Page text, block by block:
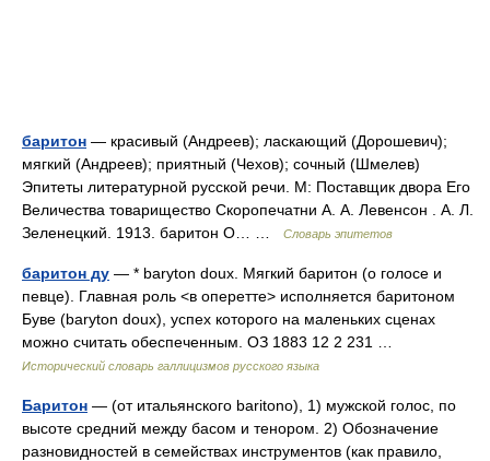
баритон — красивый (Андреев); ласкающий (Дорошевич);
мягкий (Андреев); приятный (Чехов); сочный (Шмелев)
Эпитеты литературной русской речи. М: Поставщик двора Его
Величества товарищество Скоропечатни А. А. Левенсон . А. Л.
Зеленецкий. 1913. баритон О… …
Словарь эпитетов
баритон ду — * baryton doux. Мягкий баритон (о голосе и
певце). Главная роль <в оперетте> исполняется баритоном
Буве (baryton doux), успех которого на маленьких сценах
можно считать обеспеченным. ОЗ 1883 12 2 231 …
Исторический словарь галлицизмов русского языка
Баритон — (от итальянского baritono), 1) мужской голос, по
высоте средний между басом и тенором. 2) Обозначение
разновидностей в семействах инструментов (как правило,